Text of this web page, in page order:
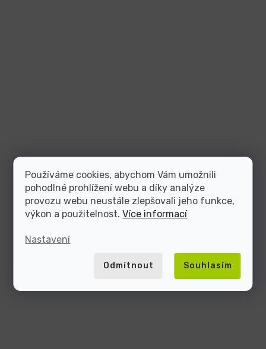
Používáme cookies, abychom Vám umožnili
pohodlné prohlížení webu a díky analýze
provozu webu neustále zlepšovali jeho funkce,
výkon a použitelnost.Více informací
Nastavení
Odmítnout Souhlasím